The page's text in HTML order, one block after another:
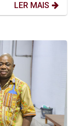
LER MAIS